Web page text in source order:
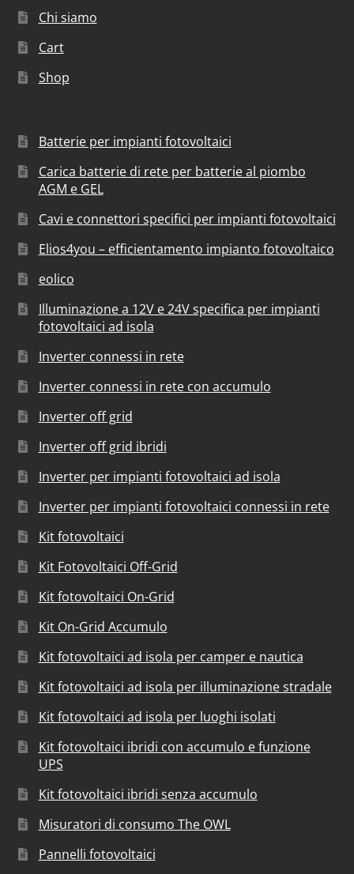
Chi siamo
Cart
Shop
Batterie per impianti fotovoltaici
Carica batterie di rete per batterie al piombo
AGM e GEL
Cavi e connettori specifici per impianti fotovoltaici
Elios4you – efficientamento impianto fotovoltaico
eolico
Illuminazione a 12V e 24V specifica per impianti
fotovoltaici ad isola
Inverter connessi in rete
Inverter connessi in rete con accumulo
Inverter off grid
Inverter off grid ibridi
Inverter per impianti fotovoltaici ad isola
Inverter per impianti fotovoltaici connessi in rete
Kit fotovoltaici
Kit Fotovoltaici Off-Grid
Kit fotovoltaici On-Grid
Kit On-Grid Accumulo
Kit fotovoltaici ad isola per camper e nautica
Kit fotovoltaici ad isola per illuminazione stradale
Kit fotovoltaici ad isola per luoghi isolati
Kit fotovoltaici ibridi con accumulo e funzione
UPS
Kit fotovoltaici ibridi senza accumulo
Misuratori di consumo The OWL
Pannelli fotovoltaici